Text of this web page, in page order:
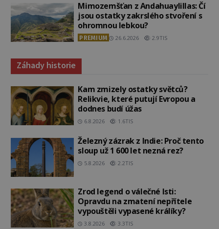
Mimozemšťan z Andahuaylillas: Čí
jsou ostatky zakrslého stvoření s
ohromnou lebkou?
PREMIUM 26.6.2026 2.9TIS
Záhady historie
Kam zmizely ostatky světců?
Relikvie, které putují Evropou a
dodnes budí úžas
6.8.2026 1.6TIS
Železný zázrak z Indie: Proč tento
sloup už 1 600 let nezná rez?
5.8.2026 2.2TIS
Zrod legend o válečné lsti:
Opravdu na zmatení nepřítele
vypouštěli vypasené králíky?
3.8.2026 3.3TIS